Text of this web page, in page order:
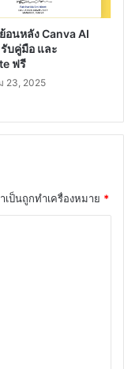
อนหลัง Canva AI
บคู่มือ และ
ฟรี
23, 2025
เป็นถูกทำเครื่องหมาย *